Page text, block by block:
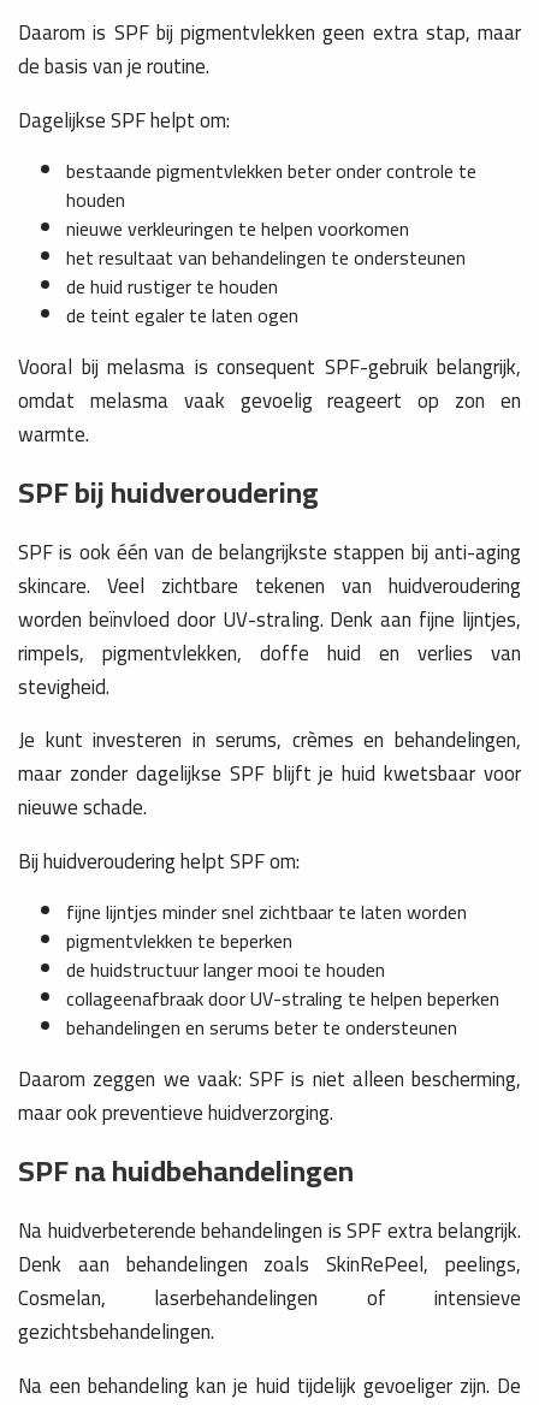
Daarom is SPF bij pigmentvlekken geen extra stap, maar
de basis van je routine.
Dagelijkse SPF helpt om:
bestaande pigmentvlekken beter onder controle te
houden
nieuwe verkleuringen te helpen voorkomen
het resultaat van behandelingen te ondersteunen
de huid rustiger te houden
de teint egaler te laten ogen
Vooral bij melasma is consequent SPF-gebruik belangrijk,
omdat melasma vaak gevoelig reageert op zon en
warmte.
SPF bij huidveroudering
SPF is ook één van de belangrijkste stappen bij anti-aging
skincare. Veel zichtbare tekenen van huidveroudering
worden beïnvloed door UV-straling. Denk aan fijne lijntjes,
rimpels, pigmentvlekken, doffe huid en verlies van
stevigheid.
Je kunt investeren in serums, crèmes en behandelingen,
maar zonder dagelijkse SPF blijft je huid kwetsbaar voor
nieuwe schade.
Bij huidveroudering helpt SPF om:
fijne lijntjes minder snel zichtbaar te laten worden
pigmentvlekken te beperken
de huidstructuur langer mooi te houden
collageenafbraak door UV-straling te helpen beperken
behandelingen en serums beter te ondersteunen
Daarom zeggen we vaak: SPF is niet alleen bescherming,
maar ook preventieve huidverzorging.
SPF na huidbehandelingen
Na huidverbeterende behandelingen is SPF extra belangrijk.
Denk aan behandelingen zoals SkinRePeel, peelings,
Cosmelan, laserbehandelingen of intensieve
gezichtsbehandelingen.
Na een behandeling kan je huid tijdelijk gevoeliger zijn. De